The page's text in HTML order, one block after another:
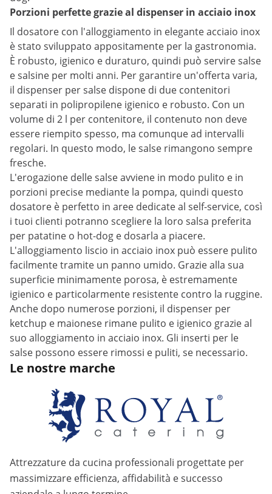
Porzioni perfette grazie al dispenser in acciaio inox
Il dosatore con l'alloggiamento in elegante acciaio inox
è stato sviluppato appositamente per la gastronomia.
È robusto, igienico e duraturo, quindi può servire salse
e salsine per molti anni. Per garantire un'offerta varia,
il dispenser per salse dispone di due contenitori
separati in polipropilene igienico e robusto. Con un
volume di 2 l per contenitore, il contenuto non deve
essere riempito spesso, ma comunque ad intervalli
regolari. In questo modo, le salse rimangono sempre
fresche.
L'erogazione delle salse avviene in modo pulito e in
porzioni precise mediante la pompa, quindi questo
dosatore è perfetto in aree dedicate al self-service, così
i tuoi clienti potranno scegliere la loro salsa preferita
per patatine o hot-dog e dosarla a piacere.
L'alloggiamento liscio in acciaio inox può essere pulito
facilmente tramite un panno umido. Grazie alla sua
superficie minimamente porosa, è estremamente
igienico e particolarmente resistente contro la ruggine.
Anche dopo numerose porzioni, il dispenser per
ketchup e maionese rimane pulito e igienico grazie al
suo alloggiamento in acciaio inox. Gli inserti per le
salse possono essere rimossi e puliti, se necessario.
Le nostre marche
Attrezzature da cucina professionali progettate per
massimizzare efficienza, affidabilità e successo